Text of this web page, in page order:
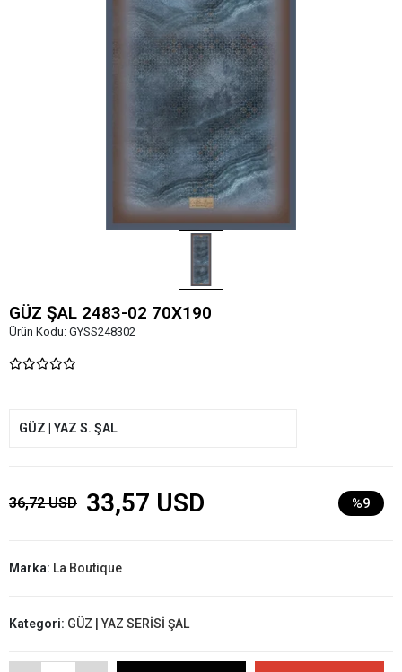
GÜZ ŞAL 2483-02 70X190
Ürün Kodu: GYSS248302
GÜZ | YAZ S. ŞAL
36,72 USD 33,57 USD %9
Marka: La Boutique
Kategori: GÜZ | YAZ SERİSİ ŞAL